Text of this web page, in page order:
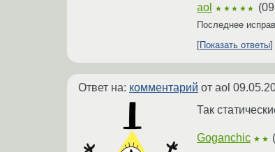
aol ★★★★★ (
Последнее
Показать ответы
Ответ на: комментарий от aol
Так
Goganchic ★★